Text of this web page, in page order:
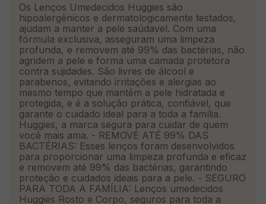
Os Lenços Umedecidos Huggies são
hipoalergênicos e dermatologicamente testados,
ajudam a manter a pele saúdavel. Com uma
fórmula exclusiva, asseguram uma limpeza
profunda, e removem até 99% das bactérias, não
agridem a pele e forma uma camada protetora
contra sujidades. São livres de álcool e
parabenos, evitando irritações e alergias ao
mesmo tempo que mantêm a pele hidratada e
protegida, e é a solução prática, confiável, que
garante o cuidado ideal para a toda a família.
Huggies, a marca segura para cuidar de quem
você mais ama. - REMOVE ATÉ 99% DAS
BACTÉRIAS: Esses lenços foram desenvolvidos
para proporcionar uma limpeza profunda e eficaz
e removem até 99% das bactérias, garantindo
proteção e cuidados ideais para a pele. - SEGURO
PARA TODA A FAMÍLIA: Lenços umedecidos
Huggies Rosto e Corpo, seguros para toda a